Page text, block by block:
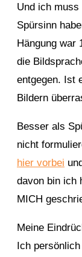
Und ich muss
Spürsinn
Hängung war
die
entgegen. Ist
Bildern
Besser als
nicht
hier vorbei
davon bin ich
MICH
Meine
Ich